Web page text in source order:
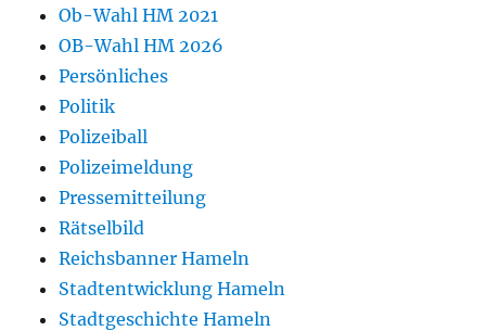
Ob-Wahl HM 2021
OB-Wahl HM 2026
Persönliches
Politik
Polizeiball
Polizeimeldung
Pressemitteilung
Rätselbild
Reichsbanner Hameln
Stadtentwicklung Hameln
Stadtgeschichte Hameln